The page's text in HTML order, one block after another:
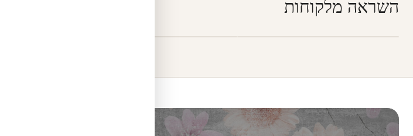
השראה מלקוחות